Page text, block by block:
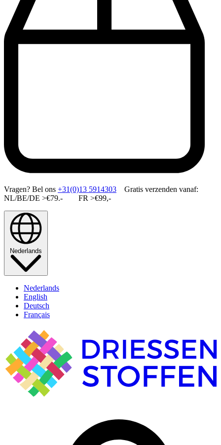
Vragen? Bel ons +31(0)13 5914303 Gratis verzenden vanaf:
NL/BE/DE >€79.- FR >€99,-
Nederlands
Nederlands
English
Deutsch
Français